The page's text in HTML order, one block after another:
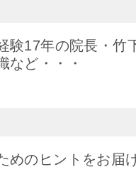
験17年の院長・
など・・・
めのヒントをお届